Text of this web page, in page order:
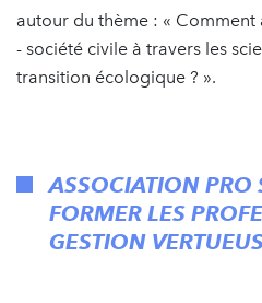
autour du thème : «
- société civile à travers les
transition écologique ? ».
ASSOCIATION PRO
FORMER LES
GESTION